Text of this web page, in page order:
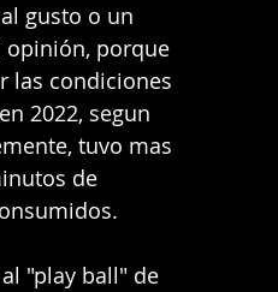
gusto o un
opinión, porque
las condiciones
2022, segun
tuvo mas
de
"play ball" de